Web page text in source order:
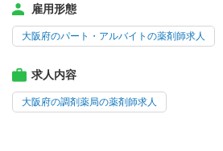
雇用形態
大阪府のパート・アルバイトの薬剤師求人
求人内容
大阪府の調剤薬局の薬剤師求人